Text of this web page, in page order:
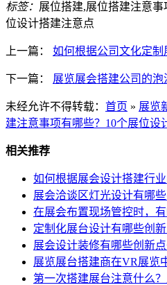
标签： 展位搭建,展位搭建注意
位设计搭建注意点
上一篇： 如何根据公司文化定制
下一篇： 展览展会搭建公司的泡
未经允许不得转载： 首页 » 展览
建注意事项有哪些？10个展位设
相关推荐
如何根据展会设计搭建行
展会洽谈区灯光设计有哪
在展会布置现场管控时，
定制化展台设计有哪些创
展会设计装修有哪些创新
展览展台搭建商在VR展览
第一次搭建展台注意什么